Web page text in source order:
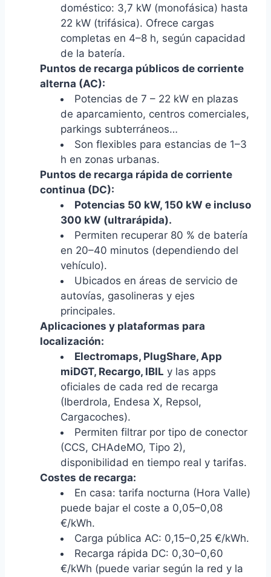
doméstico: 3,7 kW (monofásica) hasta
22 kW (trifásica). Ofrece cargas
completas en 4–8 h, según capacidad
de la batería.
Puntos de recarga públicos de corriente
alterna (AC):
Potencias de 7 – 22 kW en plazas
de aparcamiento, centros comerciales,
parkings subterráneos…
Son flexibles para estancias de 1–3
h en zonas urbanas.
Puntos de recarga rápida de corriente
continua (DC):
Potencias 50 kW, 150 kW e incluso
300 kW (ultrarápida).
Permiten recuperar 80 % de batería
en 20–40 minutos (dependiendo del
vehículo).
Ubicados en áreas de servicio de
autovías, gasolineras y ejes
principales.
Aplicaciones y plataformas para
localización:
Electromaps, PlugShare, App
miDGT, Recargo, IBIL y las apps
oficiales de cada red de recarga
(Iberdrola, Endesa X, Repsol,
Cargacoches).
Permiten filtrar por tipo de conector
(CCS, CHAdeMO, Tipo 2),
disponibilidad en tiempo real y tarifas.
Costes de recarga:
En casa: tarifa nocturna (Hora Valle)
puede bajar el coste a 0,05–0,08
€/kWh.
Carga pública AC: 0,15–0,25 €/kWh.
Recarga rápida DC: 0,30–0,60
€/kWh (puede variar según la red y la